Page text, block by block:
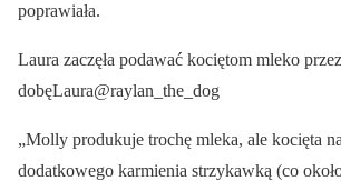
poprawiała.
Laura zaczęła podawać kociętom mleko przez
dobęLaura@raylan_the_dog
„Molly produkuje trochę mleka, ale kocięta
dodatkowego karmienia strzykawką (co